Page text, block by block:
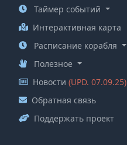
Таймер событий
Интерактивная карта
Расписание корабля
Полезное
Новости (UPD. 07.09.25)
Обратная связь
Поддержать проект